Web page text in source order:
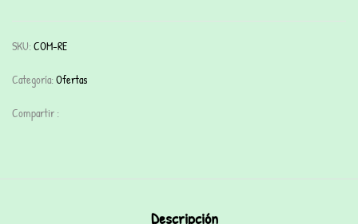
SKU: COM-RE
Categoría: Ofertas
Compartir :
Descripción